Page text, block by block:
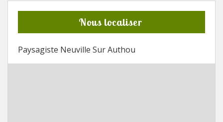
Nous localiser
Paysagiste Neuville Sur Authou